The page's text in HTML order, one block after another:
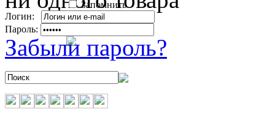
Запомнить
Логин:
Пароль:
Забыли пароль?